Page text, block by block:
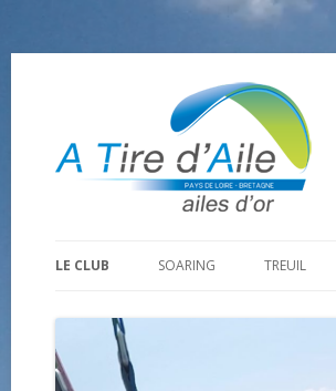
LE CLUB
ADHÉRER
SOARING TREUIL